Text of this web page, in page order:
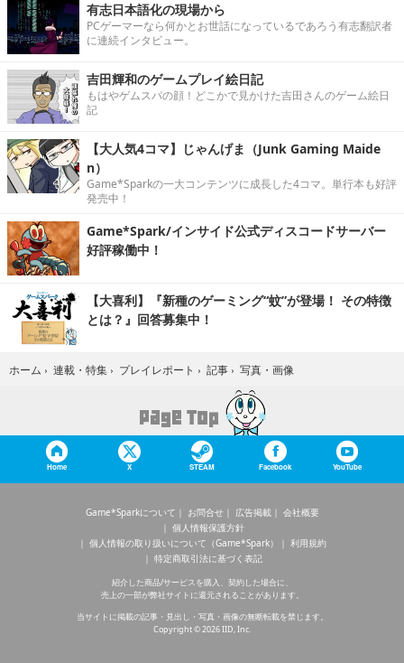
有志日本語化の現場から
PCゲーマーなら何かとお世話になっているであろう有志翻訳者
に連続インタビュー。
吉田輝和のゲームプレイ絵日記
もはやゲムスパの顔！どこかで見かけた吉田さんのゲーム絵日
記
【大人気4コマ】じゃんげま（Junk Gaming Maide
n）
Game*Sparkの一大コンテンツに成長した4コマ。単行本も好評
発売中！
Game*Spark/インサイド公式ディスコードサーバー
好評稼働中！
【大喜利】『新種のゲーミング“蚊”が登場！ その特徴
とは？』回答募集中！
ホーム › 連載・特集 › プレイレポート › 記事 › 写真・画像
Home X STEAM Facebook YouTube
Game*Sparkについて お問合せ 広告掲載
会社概要
個人情報保護方針
個人情報の取り扱いについて（Game*Spark）
利用規約
特定商取引法に基づく表記
紹介した商品/サービスを購入、契約した場合に、
売上の一部が弊社サイトに還元されることがあります。
当サイトに掲載の記事・見出し・写真・画像の無断転載を禁じます。
Copyright © 2026 IID, Inc.